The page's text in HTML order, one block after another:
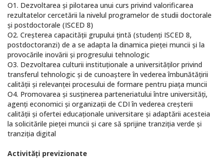
O1. Dezvoltarea și pilotarea unui curs privind valorificarea
rezultatelor cercetării la nivelul programelor de studii doctorale
și postdoctorale (ISCED 8)
O2. Creșterea capacității grupului țintă (studenți ISCED 8,
postdoctoranzi) de a se adapta la dinamica pieței muncii și la
provocările inovării și progresului tehnologic
O3. Dezvoltarea culturii instituționale a universităților privind
transferul tehnologic și de cunoaștere în vederea îmbunătățirii
calității și relevanței procesului de formare pentru piața muncii
O4. Promovarea și susținerea parteneriatului între universități,
agenți economici și organizații de CDI în vederea creșterii
calității și ofertei educaționale universitare și adaptării acesteia
la solicitările pieței muncii și care să sprijine tranziția verde și
tranziția digital
Activități previzionate